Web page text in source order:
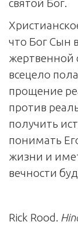
святой Бог.
что Бог Сын
жертвенной
всецело
прощение
против
получить
понимать
жизни и
вечности
Rick Rood.